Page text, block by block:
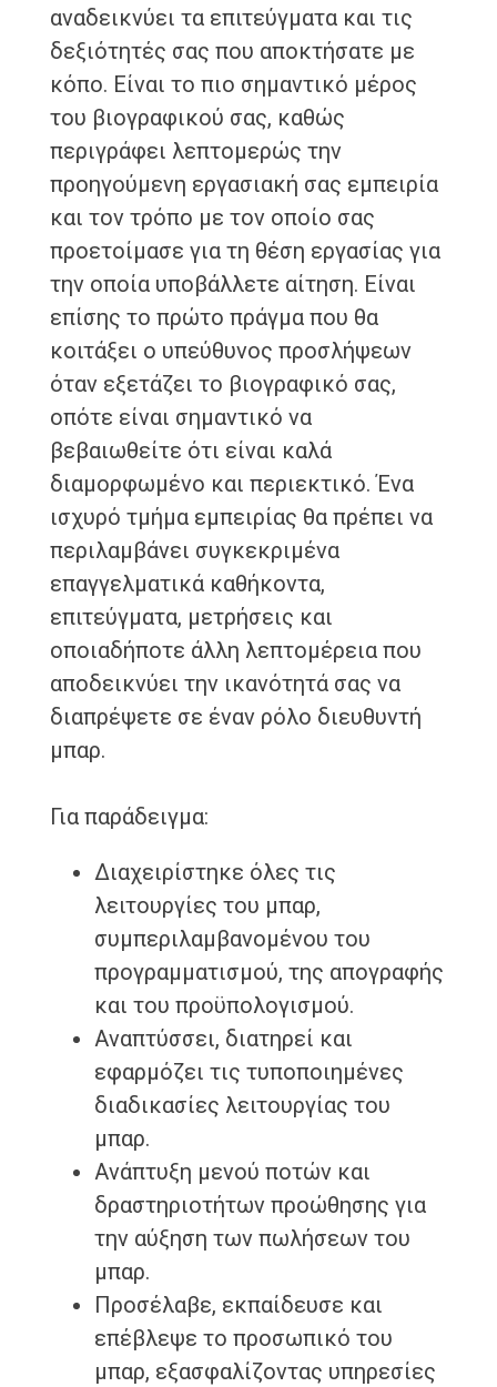
αναδεικνύει τα επιτεύγματα και τις
δεξιότητές σας που αποκτήσατε με
κόπο. Είναι το πιο σημαντικό μέρος
του βιογραφικού σας, καθώς
περιγράφει λεπτομερώς την
προηγούμενη εργασιακή σας εμπειρία
και τον τρόπο με τον οποίο σας
προετοίμασε για τη θέση εργασίας για
την οποία υποβάλλετε αίτηση. Είναι
επίσης το πρώτο πράγμα που θα
κοιτάξει ο υπεύθυνος προσλήψεων
όταν εξετάζει το βιογραφικό σας,
οπότε είναι σημαντικό να
βεβαιωθείτε ότι είναι καλά
διαμορφωμένο και περιεκτικό. Ένα
ισχυρό τμήμα εμπειρίας θα πρέπει να
περιλαμβάνει συγκεκριμένα
επαγγελματικά καθήκοντα,
επιτεύγματα, μετρήσεις και
οποιαδήποτε άλλη λεπτομέρεια που
αποδεικνύει την ικανότητά σας να
διαπρέψετε σε έναν ρόλο διευθυντή
μπαρ.
Για παράδειγμα:
Διαχειρίστηκε όλες τις
λειτουργίες του μπαρ,
συμπεριλαμβανομένου του
προγραμματισμού, της απογραφής
και του προϋπολογισμού.
Αναπτύσσει, διατηρεί και
εφαρμόζει τις τυποποιημένες
διαδικασίες λειτουργίας του
μπαρ.
Ανάπτυξη μενού ποτών και
δραστηριοτήτων προώθησης για
την αύξηση των πωλήσεων του
μπαρ.
Προσέλαβε, εκπαίδευσε και
επέβλεψε το προσωπικό του
μπαρ, εξασφαλίζοντας υπηρεσίες